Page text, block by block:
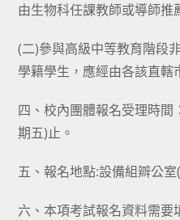
由生物科任課教師或導師推
(二)參與高級中等教育階段
學籍學生，應經由各該直轄
四、校內團體報名受理時間
期五)止。
五、報名地點:設備組辧公
六、本項考試報名資料需